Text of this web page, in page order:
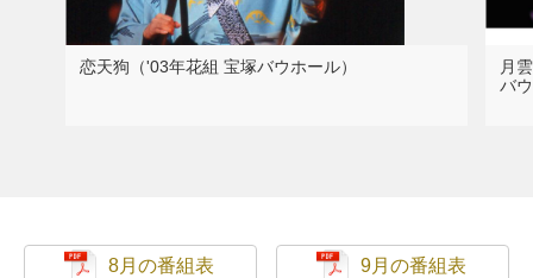
恋天狗（'03年花組 宝塚バウホール）
月
バ
8月の番組表 9月の番組表